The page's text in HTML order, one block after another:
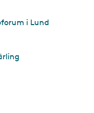
i Lund